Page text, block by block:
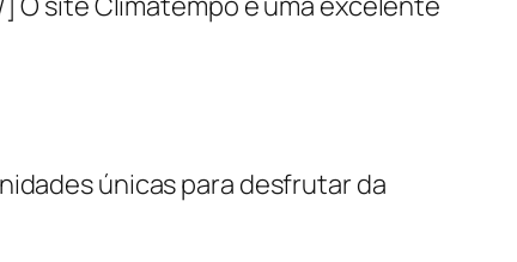
únicas para desfrutar da